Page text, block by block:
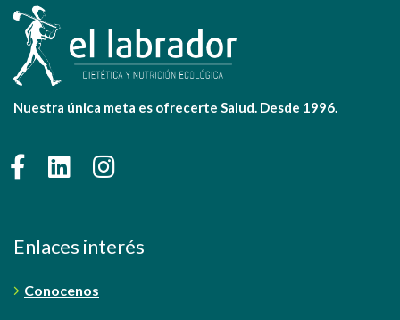
Nuestra única meta es ofrecerte Salud. Desde 1996.
Enlaces interés
Conocenos